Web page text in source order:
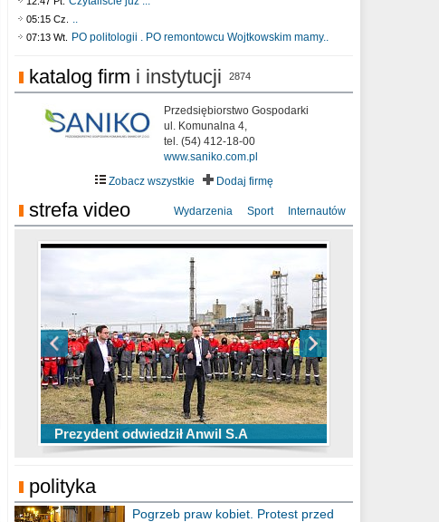
05:15 Cz. ..
07:13 Wt. PO politologii . PO remontowcu Wojtkowskim mamy..
katalog firm i instytucji 2874
Przedsiębiorstwo Gospodarki
ul. Komunalna 4,
tel. (54) 412-18-00
www.saniko.com.pl
Zobacz wszystkie
Dodaj firmę
strefa video Wydarzenia Sport Internautów
Prezydent odwiedził Anwil S.A
TOP 10 przechwytów Anwilu Włocławek
w EBL w sezonie 2019/2020
TOP 5 rzutów Anwilu Włocławek w BCL
w sezonie 2019/2020
Ni To Ponk - W oczach mamy strach
sixf33t .Last Year DRONE FOOTAGE
Włocławek
XXIII Sesja Rady Miasta Włocławek VIII
kadencji w dniu 09.06.2020 r.
polityka
Pogrzeb praw kobiet. Protest przed